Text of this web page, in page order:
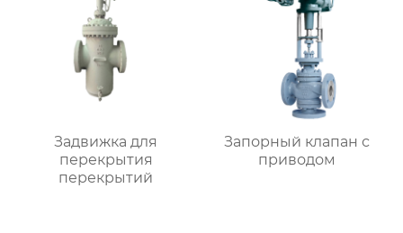
Задвижка для
перекрытия
перекрытий
Запорный клапан с
приводом